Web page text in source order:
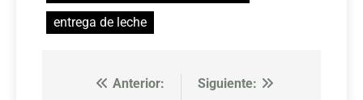
entrega de leche
Navegación
Anterior:
Siguiente: